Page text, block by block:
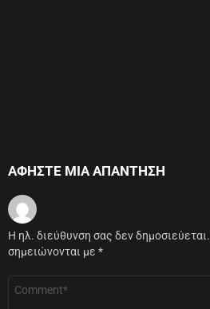
ΑΦΉΣΤΕ ΜΙΑ ΑΠΆΝΤΗΣΗ
Η ηλ. διεύθυνση σας δεν δημοσιεύεται.
σημειώνονται με *
Σχόλιο